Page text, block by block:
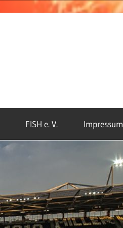
FISH e. V. Impressum